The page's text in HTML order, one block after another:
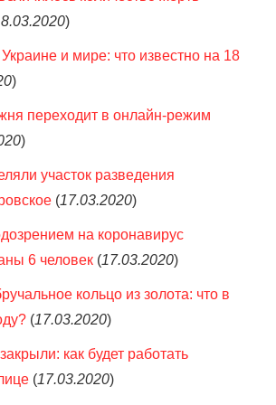
)
и мире: что известно на 18
)
переходит в онлайн-режим
)
участок разведения
(17.03.2020)
на коронавирус
6 человек (17.03.2020)
кольцо из золота: что в
(17.03.2020)
как будет работать
(17.03.2020)